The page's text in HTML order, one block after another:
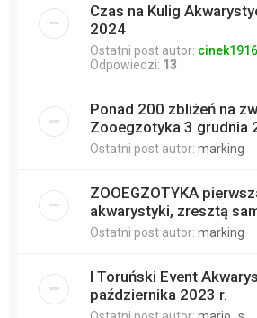
Czas na Kulig
2024
Ostatni post autor: cinek1916
Odpowiedzi: 13
Ponad 200 zbliżeń na
Zooegzotyka 3 grudnia
Ostatni post autor: marking
ZOOEGZOTYKA
akwarystyki, zresztą
Ostatni post autor: marking
I Toruński Event
października 2023 r.